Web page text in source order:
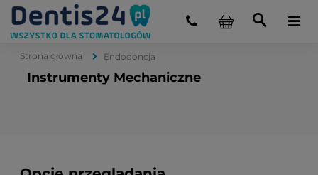
Strona główna Endodoncja
Instrumenty Mechaniczne